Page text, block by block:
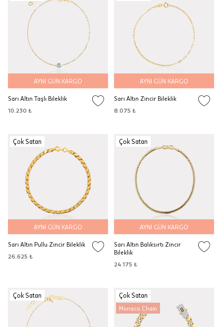
AYNI GÜN KARGO
Sarı Altın Taşlı Bileklik
10.230 ₺
AYNI GÜN KARGO
Sarı Altın Zincir Bileklik
8.075 ₺
Çok Satan
AYNI GÜN KARGO
Sarı Altın Pullu Zincir Bileklik
26.625 ₺
Çok Satan
AYNI GÜN KARGO
Sarı Altın Balıksırtı Zincir
Bileklik
24.175 ₺
Çok Satan Çok Satan
Monaco Chain